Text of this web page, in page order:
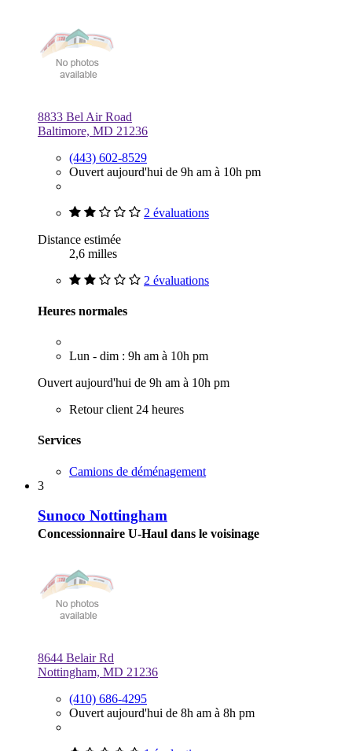
8833 Bel Air Road
Baltimore, MD 21236
(443) 602-8529
Ouvert aujourd'hui de 9h am à 10h pm
2 évaluations
Distance estimée
2,6 milles
2 évaluations
Heures normales
Lun - dim : 9h am à 10h pm
Ouvert aujourd'hui de 9h am à 10h pm
Retour client 24 heures
Services
Camions de déménagement
3
Sunoco Nottingham
Concessionnaire U-Haul dans le voisinage
8644 Belair Rd
Nottingham, MD 21236
(410) 686-4295
Ouvert aujourd'hui de 8h am à 8h pm